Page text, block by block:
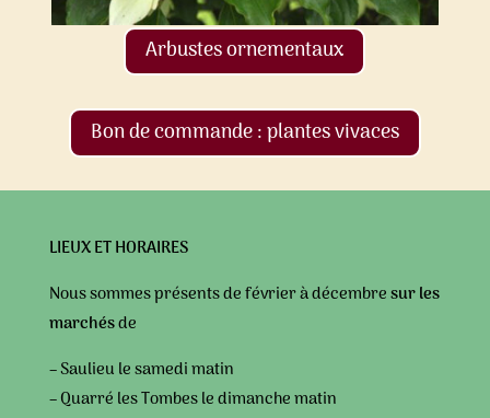
Arbustes ornementaux
Bon de commande : plantes vivaces
LIEUX ET HORAIRES
Nous sommes présents de février à décembresur les
marchésde
–Saulieu le samedi matin
– Quarré les Tombes le dimanche matin